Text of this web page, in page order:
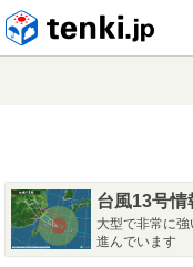
台風13号情
大型で非常に
進んでいます